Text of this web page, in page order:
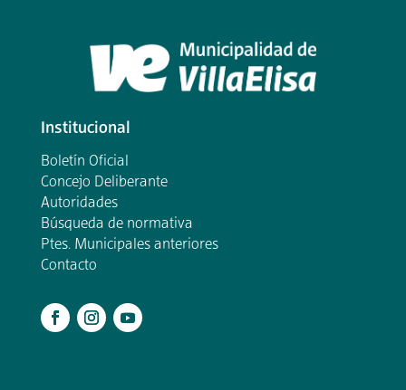
Institucional
Boletín Oficial
Concejo Deliberante
Autoridades
Búsqueda de normativa
Ptes. Municipales anteriores
Contacto